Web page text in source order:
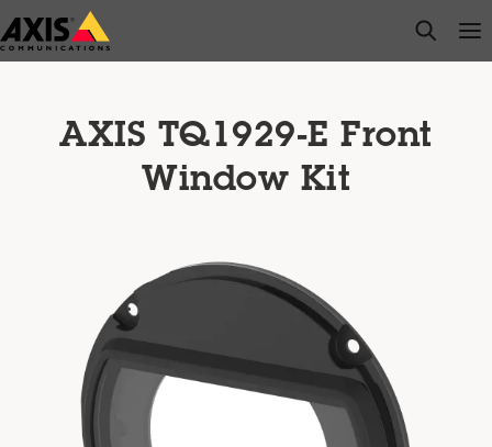
Passer
au
open
AXIS TQ1929-E Front
Window Kit